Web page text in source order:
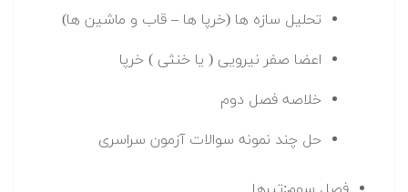
تحلیل سازه ها (خرپا ها – قاب و ماشین ها)
اعضا صفر نیرویی ( یا خنثی ) خرپا
خلاصه فصل دوم
حل چند نمونه سوالات آزمون سراسری